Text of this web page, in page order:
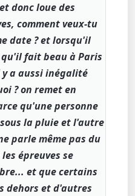
donc loue des
comment veux-tu
date ? et lorsqu'il
fait beau à Paris
a aussi inégalité
? on remet en
qu'une personne
la pluie et l'autre
parle même pas du
épreuves se
et que certains
dehors et d'autres